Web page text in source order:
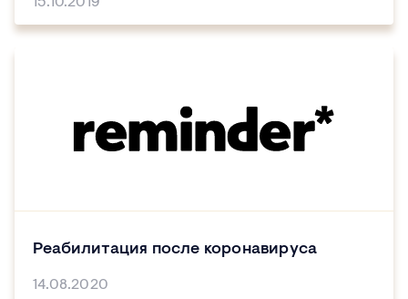
15.10.2019
Реабилитация после коронавируса
14.08.2020